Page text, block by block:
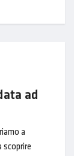
ad
a
scoprire